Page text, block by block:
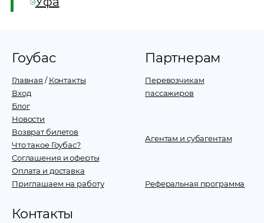
Гоубас
Главная /Контакты
Вход
Блог
Новости
Возврат билетов
Что такое Гоубас?
Соглашения и оферты
Оплата и доставка
Приглашаем на работу
Партнерам
Перевозчикам
пассажиров
Агентам и субагентам
Реферальная программа
Контакты